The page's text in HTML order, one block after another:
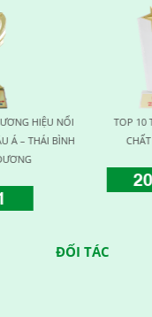
HIỆU NỔI
– THÁI BÌNH
TOP 10
CHẤT
ĐỐI TÁC